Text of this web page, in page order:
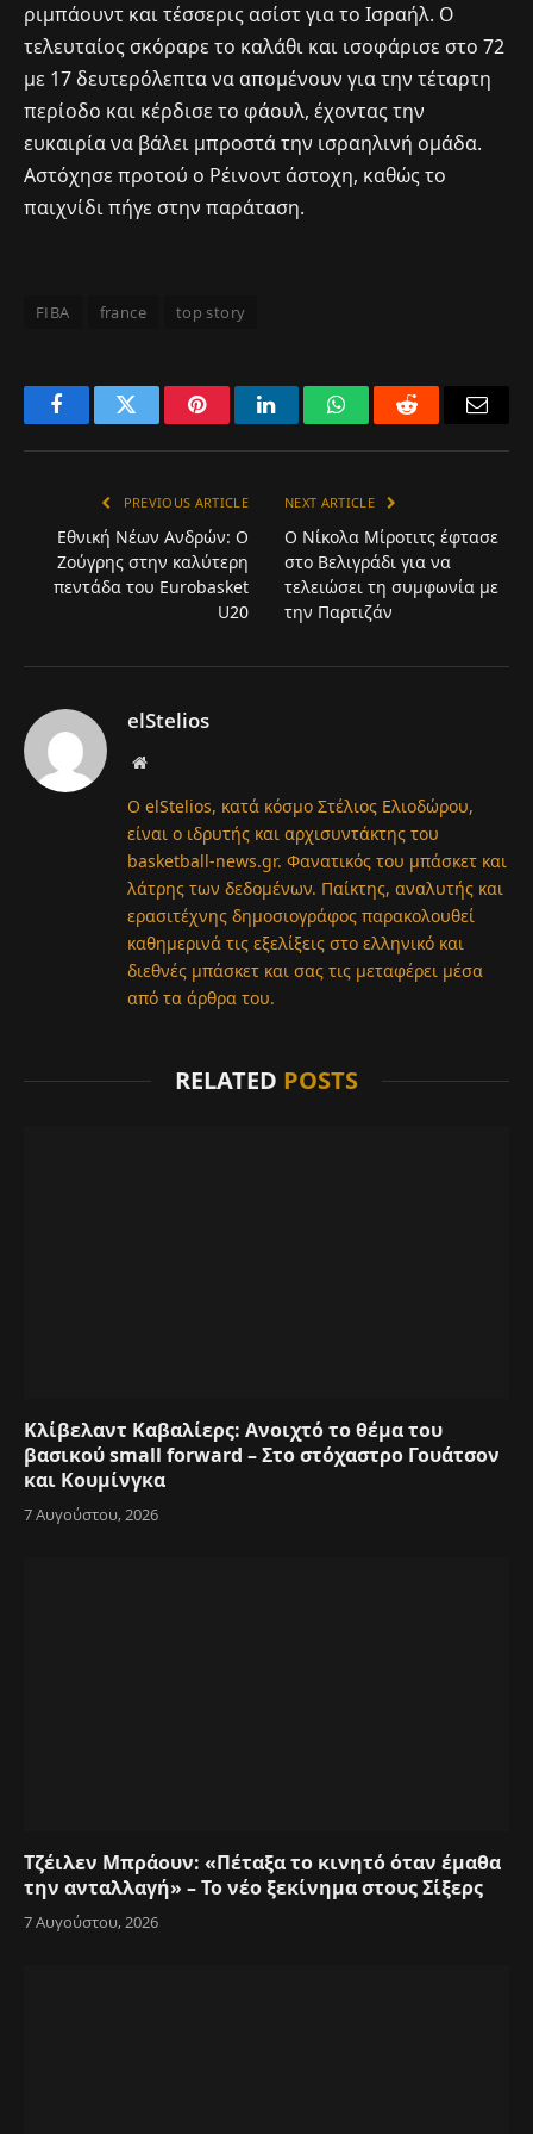
ριμπάουντ και τέσσερις ασίστ για το Ισραήλ. Ο
τελευταίος σκόραρε το καλάθι και ισοφάρισε στο 72
με 17 δευτερόλεπτα να απομένουν για την τέταρτη
περίοδο και κέρδισε το φάουλ, έχοντας την
ευκαιρία να βάλει μπροστά την ισραηλινή ομάδα.
Αστόχησε προτού ο Ρέινοντ άστοχη, καθώς το
παιχνίδι πήγε στην παράταση.
FIBA france top story
FacebookTwitter PinterestLinkedInWhatsAppReddit Email
PREVIOUS ARTICLE
Εθνική Νέων Ανδρών: Ο
Ζούγρης στην καλύτερη
πεντάδα του Eurobasket
U20
NEXT ARTICLE
Ο Νίκολα Μίροτιτς έφτασε
στο Βελιγράδι για να
τελειώσει τη συμφωνία με
την Παρτιζάν
elStelios
Website
Ο elStelios, κατά κόσμο Στέλιος Ελιοδώρου,
είναι ο ιδρυτής και αρχισυντάκτης του
basketball-news.gr. Φανατικός του μπάσκετ και
λάτρης των δεδομένων. Παίκτης, αναλυτής και
ερασιτέχνης δημοσιογράφος παρακολουθεί
καθημερινά τις εξελίξεις στο ελληνικό και
διεθνές μπάσκετ και σας τις μεταφέρει μέσα
από τα άρθρα του.
RELATED POSTS
Κλίβελαντ Καβαλίερς: Ανοιχτό το θέμα του
βασικού small forward – Στο στόχαστρο Γουάτσον
και Κουμίνγκα
7 Αυγούστου, 2026
Τζέιλεν Μπράουν: «Πέταξα το κινητό όταν έμαθα
την ανταλλαγή» – Το νέο ξεκίνημα στους Σίξερς
7 Αυγούστου, 2026